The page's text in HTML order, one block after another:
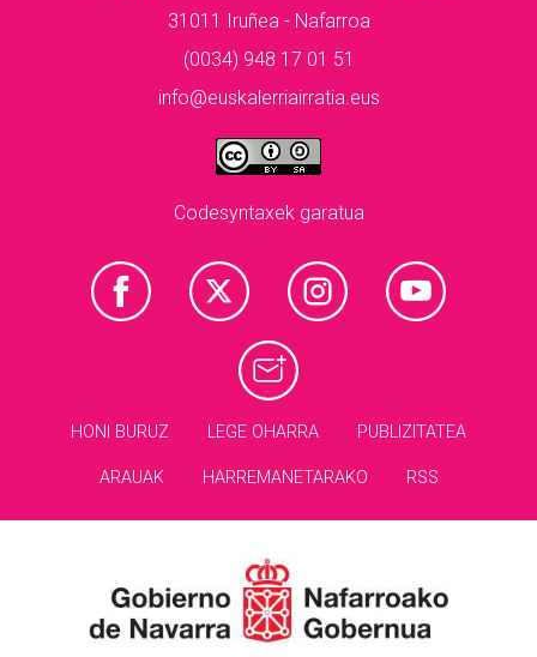
31011 Iruñea - Nafarroa
(0034) 948 17 01 51
info@euskalerriairratia.eus
Codesyntaxek garatua
HONI BURUZ LEGE OHARRA PUBLIZITATEA
ARAUAK HARREMANETARAKO RSS